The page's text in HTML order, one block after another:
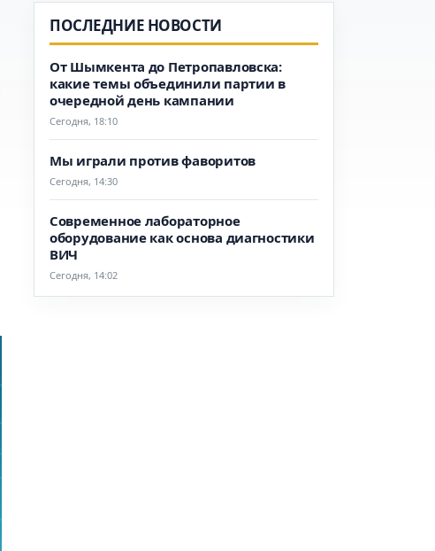
ПОСЛЕДНИЕ НОВОСТИ
От Шымкента до Петропавловска:
какие темы объединили партии в
очередной день кампании
Сегодня, 18:10
Мы играли против фаворитов
Сегодня, 14:30
Современное лабораторное
оборудование как основа диагностики
ВИЧ
Сегодня, 14:02